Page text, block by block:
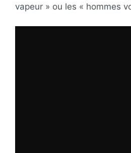
vapeur » ou les « hommes